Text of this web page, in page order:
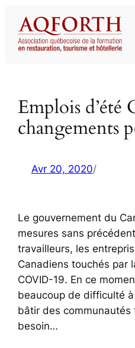
contenu
Emplois d’été
changements
Avr 20, 2020/
Le gouvernement du
mesures sans
travailleurs, les
Canadiens touchés par
COVID-19. En ce
beaucoup de difficulté
bâtir des communautés
besoin…